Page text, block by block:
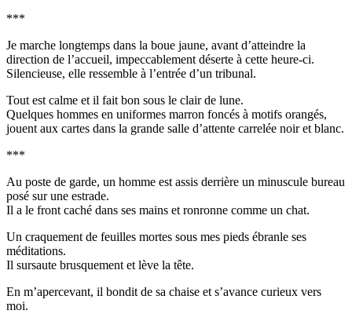
***
Je marche longtemps dans la boue jaune, avant d’atteindre la
direction de l’accueil, impeccablement déserte à cette heure-ci.
Silencieuse, elle ressemble à l’entrée d’un tribunal.
Tout est calme et il fait bon sous le clair de lune.
Quelques hommes en uniformes marron foncés à motifs orangés,
jouent aux cartes dans la grande salle d’attente carrelée noir et blanc.
***
Au poste de garde, un homme est assis derrière un minuscule bureau
posé sur une estrade.
Il a le front caché dans ses mains et ronronne comme un chat.
Un craquement de feuilles mortes sous mes pieds ébranle ses
méditations.
Il sursaute brusquement et lève la tête.
En m’apercevant, il bondit de sa chaise et s’avance curieux vers
moi.